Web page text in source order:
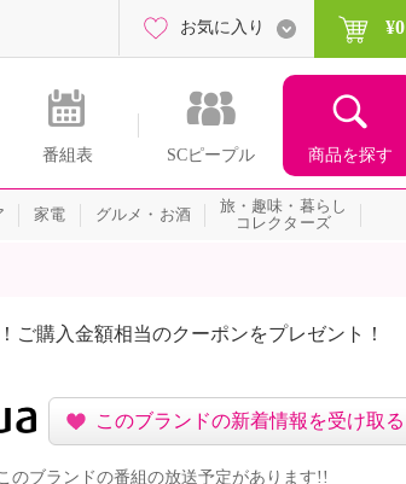
番組表 SCピープル 商品を探す
お気に入り ¥0
家電 グルメ・お酒
旅・趣味・暮らし
コレクターズ
ご購入金額相当のクーポンをプレゼント！
このブランドの新着情報を受け取る
のブランドの番組の放送予定があります!!